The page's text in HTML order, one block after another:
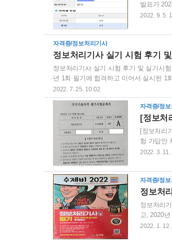
발표가
련도 없고,
16.11%입
리기사 합
2022. 9. 5.
자격증/정보처리기사
정보처리기사 실기 시험 후기
정보처리기사 실기 시험 후기 및 실기시
년 1회 필기에 합격하고 이어서 실시된 1
과 무난히 합격할 것으로 예상됩니다. 아
니다. 참고로 저는 비전공자 문과생이며,
험이 있습니다. 따라서, 감히 생각건대,
2022. 7. 25. 10:02
자격증/정
[정보처
[정보처리
험 가답안
에 2년이
공부를 하
본서를 1
과목 데이
2022. 3. 11.
자격증/정
정보처
정보처리
고, 2020
멋모르고
2022. 1.